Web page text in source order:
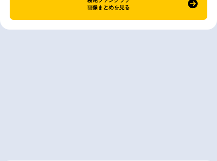
画像まとめを見る